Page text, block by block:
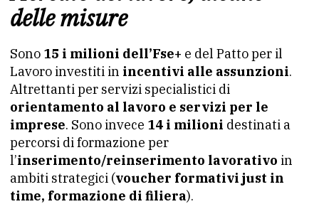
delle misure
Sono 15 i milioni dell’Fse+ e del Patto per il
Lavoro investiti in incentivi alle assunzioni.
Altrettanti per servizi specialistici di
orientamento al lavoro e servizi per le
imprese. Sono invece 14 i milioni destinati a
percorsi di formazione per
l’inserimento/reinserimento lavorativo in
ambiti strategici (voucher formativi just in
time, formazione di filiera).